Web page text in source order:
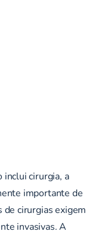
inclui cirurgia, a
importante de
cirurgias exigem
invasivas. A